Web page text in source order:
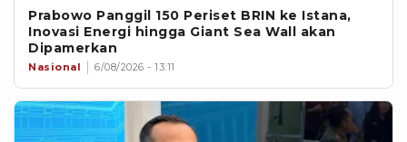
Prabowo Panggil 150 Periset BRIN ke Istana,
Inovasi Energi hingga Giant Sea Wall akan
Dipamerkan
Nasional 6/08/2026 - 13:11